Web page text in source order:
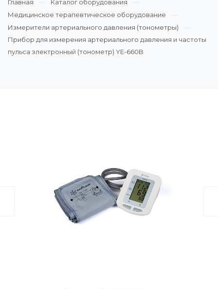
Главная
Каталог оборудования
Медицинское терапевтическое оборудование
Измерители артериального давления (тонометры)
Прибор для измерения артериального давления и частоты
пульса электронный (тонометр) YE-660B